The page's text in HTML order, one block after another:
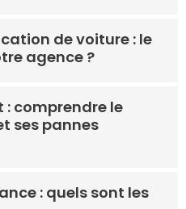
de voiture : le
agence ?
: comprendre le
ses pannes
: quels sont les